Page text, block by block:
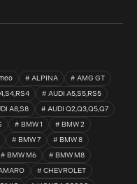
ALPINA
AMG GT
AUDI A5,S5,RS5
A8,S8
AUDI Q2,Q3,Q5,Q7
BMW 1
BMW 2
BMW 7
BMW 8
BMW M6
BMW M8
CHEVROLET